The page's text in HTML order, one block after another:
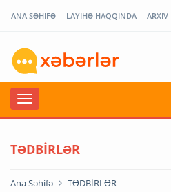
ANA SƏHİFƏ LAYİHƏ HAQQINDA ARXİV
TƏDBİRLƏR
Ana Səhifə TƏDBİRLƏR